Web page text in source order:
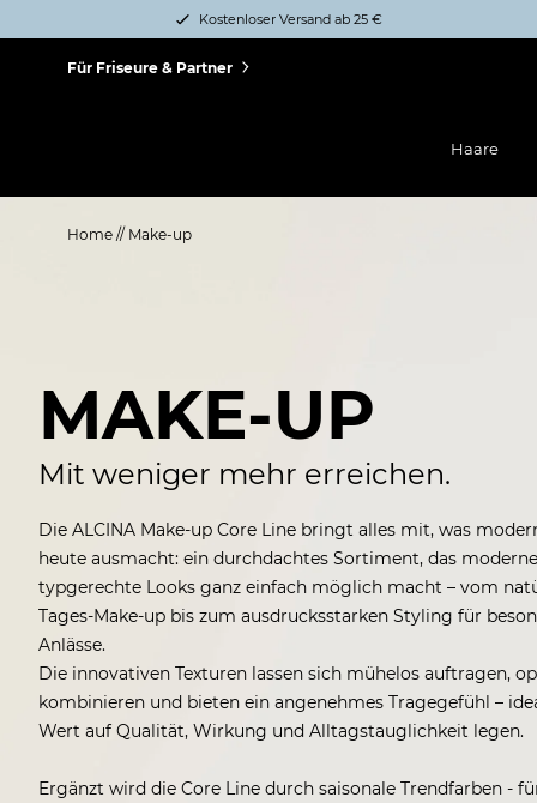
Kostenloser Versand ab 25 €
Für Friseure & Partner
Haare
Home // Make-up
MAKE-UP
Mit weniger mehr erreichen.
Die ALCINA Make-up Core Line bringt alles mit, was
heute ausmacht: ein durchdachtes Sortiment, das
typgerechte Looks ganz einfach möglich macht – vom
Tages-Make-up bis zum ausdrucksstarken Styling für
Anlässe.
Die innovativen Texturen lassen sich mühelos auftragen,
kombinieren und bieten ein angenehmes Tragegefühl –
Wert auf Qualität, Wirkung und Alltagstauglichkeit legen.
Ergänzt wird die Core Line durch saisonale Trendfarben -